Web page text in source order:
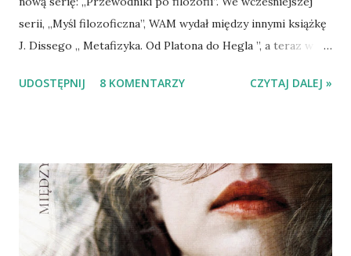
serii, „Myśl filozoficzna”, WAM wydał między innymi książkę
J. Dissego „ Metafizyka. Od Platona do Hegla ”, a teraz w
praca zbiorowa, duża rzecz, tom z indeksami oraz notami o
opracowaniem problemów, które stanowią trzon filozofii
pierwszej. Równocześnie [zaprezentowane teksty] są
zdaniem sprawy z najnowszych badań i ustaleń dotyczących
bogatej problematyki metafizycznej we współczesnej
UDOSTĘPNIJ 8 KOMENTARZY CZYTAJ DALEJ »